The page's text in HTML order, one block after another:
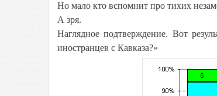
Но мало кто вспомнит про тихих
А зря.
Наглядное подтверждение. Вот
иностранцев с Кавказа?»